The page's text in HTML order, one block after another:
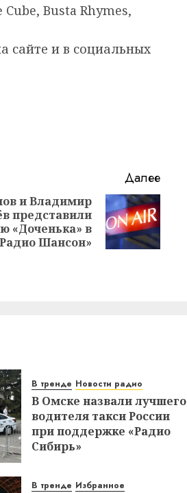
Busta Rhymes,
сайте и в социальных
Далее
и Владимир
представили
«Доченька» в
Шансон»
В тренде Новости радио
В Омске назвали лучшего
водителя такси России
при поддержке «Радио
Сибирь»
В тренде Избранное